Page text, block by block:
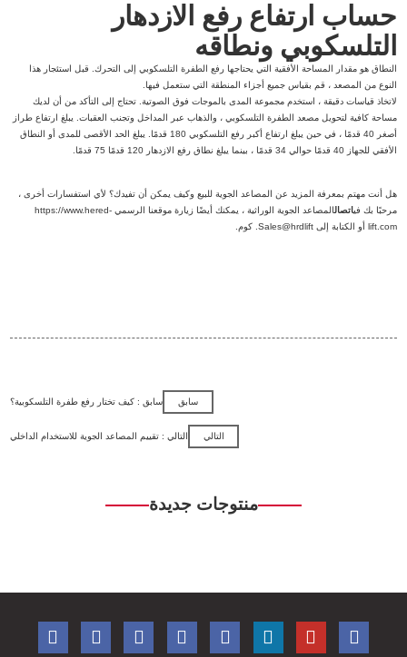
حساب ارتفاع رفع الازدهار
التلسكوبي ونطاقه
النطاق هو مقدار المساحة الأفقية التي يحتاجها رفع الطفرة التلسكوبي إلى التحرك. قبل استئجار هذا
النوع من المصعد ، قم بقياس جميع أجزاء المنطقة التي ستعمل فيها.
لاتخاذ قياسات دقيقة ، استخدم مجموعة المدى بالموجات فوق الصوتية. تحتاج إلى التأكد من أن لديك
مساحة كافية لتحويل مصعد الطفرة التلسكوبي ، والذهاب عبر المداخل وتجنب العقبات. يبلغ ارتفاع طراز
أصغر 40 قدمًا ، في حين يبلغ ارتفاع أكبر رفع التلسكوبي 180 قدمًا. يبلغ الحد الأقصى للمدى أو النطاق
الأفقي للجهاز 40 قدمًا حوالي 34 قدمًا ، بينما يبلغ نطاق رفع الازدهار 120 قدمًا 75 قدمًا.
هل أنت مهتم بمعرفة المزيد عن المصاعد الجوية للبيع وكيف يمكن أن تفيدك؟ لأي استفسارات أخرى ،
مرحبًا بك فياتصال
المصاعد الجوية الوراثية ، يمكنك أيضًا زيارة موقعنا الرسمي https://www.hered-
lift.com أو الكتابة إلى Sales@hrdlift. كوم.
سابق سابق : كيف تختار رفع طفرة التلسكوبية؟
التالي التالي : تقييم المصاعد الجوية للاستخدام الداخلي
منتوجات جديدة